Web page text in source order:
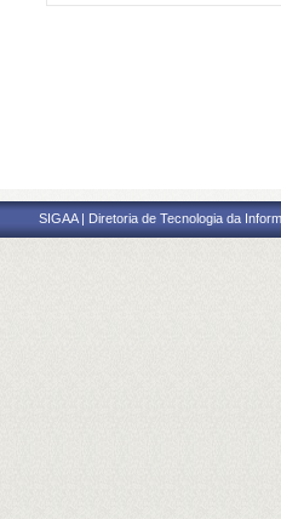
SIGAA | Diretoria de Tecnologia da